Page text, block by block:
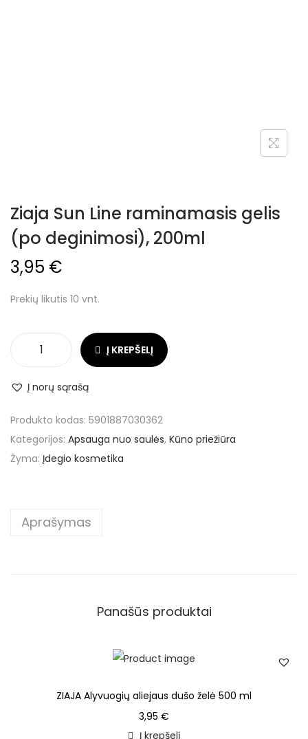
Ziaja Sun Line raminamasis gelis
(po deginimosi), 200ml
3,95 €
Prekių likutis 10 vnt.
Į KREPŠELĮ
Į norų sąrašą
Produkto kodas: 5901887030362
Kategorijos: Apsauga nuo saulės, Kūno priežiūra
Žyma: Įdegio kosmetika
Aprašymas
Panašūs produktai
ZIAJA Alyvuogių aliejaus dušo želė 500 ml
3,95 €
Į krepšelį